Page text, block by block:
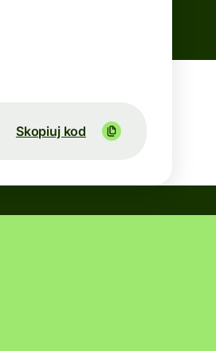
Skopiuj kod